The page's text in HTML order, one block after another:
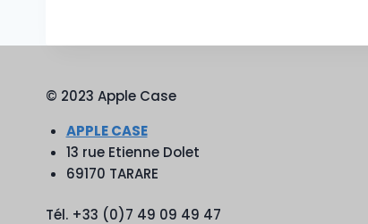
© 2023 Apple Case
APPLE CASE
13 rue Etienne Dolet
69170 TARARE
Tél. +33 (0)7 49 09 49 47